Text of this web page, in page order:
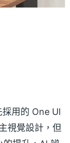
用的 One UI
視覺設計，但